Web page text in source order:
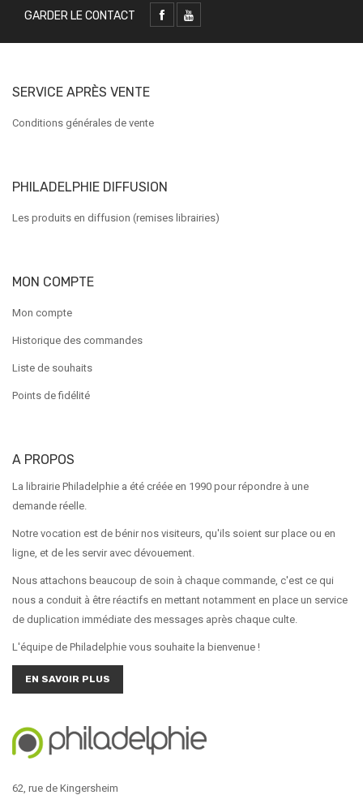
GARDER LE CONTACT
SERVICE APRÈS VENTE
Conditions générales de vente
PHILADELPHIE DIFFUSION
Les produits en diffusion (remises librairies)
MON COMPTE
Mon compte
Historique des commandes
Liste de souhaits
Points de fidélité
A PROPOS
La librairie Philadelphie a été créée en 1990 pour répondre à une
demande réelle.
Notre vocation est de bénir nos visiteurs, qu'ils soient sur place ou en
ligne, et de les servir avec dévouement.
Nous attachons beaucoup de soin à chaque commande, c'est ce qui
nous a conduit à être réactifs en mettant notamment en place un service
de duplication immédiate des messages après chaque culte.
L'équipe de Philadelphie vous souhaite la bienvenue !
EN SAVOIR PLUS
62, rue de Kingersheim